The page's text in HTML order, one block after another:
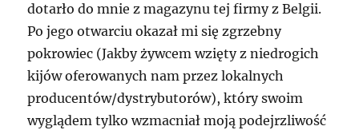
dotarło do mnie z magazynu tej firmy z Belgii.
Po jego otwarciu okazał mi się zgrzebny
pokrowiec (Jakby żywcem wzięty z niedrogich
kijów oferowanych nam przez lokalnych
producentów/dystrybutorów), który swoim
wyglądem tylko wzmacniał moją podejrzliwość